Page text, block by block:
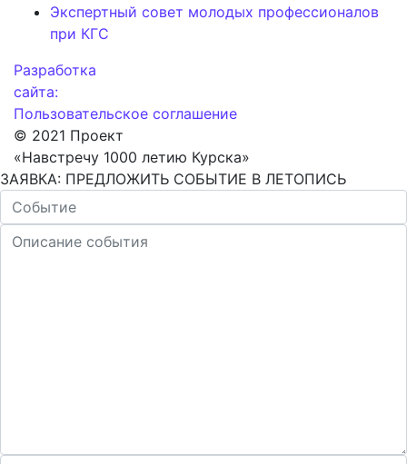
Экспертный совет молодых профессионалов
при КГС
Разработка
сайта:
Пользовательское соглашение
© 2021 Проект
«Навстречу 1000 летию Курска»
ЗАЯВКА: ПРЕДЛОЖИТЬ СОБЫТИЕ В ЛЕТОПИСЬ